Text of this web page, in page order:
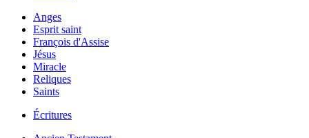
Anges
Esprit saint
François d'Assise
Jésus
Miracle
Reliques
Saints
Écritures